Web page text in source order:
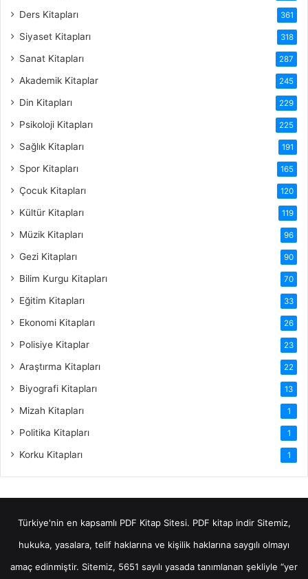
Ders Kitapları 361
Siyaset Kitapları 318
Sanat Kitapları 287
Akademik Kitaplar 245
Din Kitapları 229
Psikoloji Kitapları 225
Sağlık Kitapları 191
Spor Kitapları 165
Çocuk Kitapları 120
Kültür Kitapları 119
Müzik Kitapları 96
Gezi Kitapları 90
Bilim Kurgu Kitapları 70
Eğitim Kitapları 33
Ekonomi Kitapları 26
Polisiye Kitaplar 23
Araştırma Kitapları 22
Biyografi Kitapları 13
Mizah Kitapları 1
Politika Kitapları 1
Korku Kitapları 1
Türkiye'nin en kapsamlı PDF Kitap Sitesi. PDF kitap indirSitemiz,
hukuka, yasalara, telif haklarına ve kişilik haklarına saygılı olmayı
amaç edinmiştir. Sitemiz, 5651 sayılı yasada tanımlanan şekliyle “yer